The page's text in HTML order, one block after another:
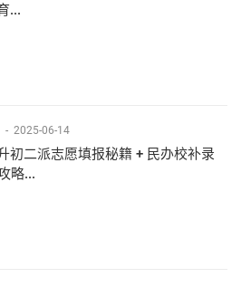
...
- 2025-06-14
初二派志愿填报秘籍 + 民办校补录
略...